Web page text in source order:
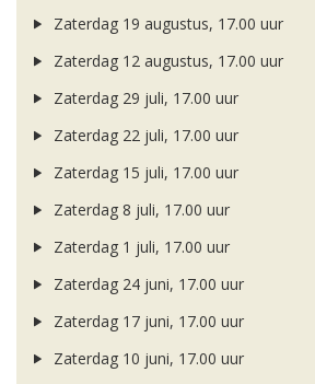
Zaterdag 19 augustus, 17.00 uur
Zaterdag 12 augustus, 17.00 uur
Zaterdag 29 juli, 17.00 uur
Zaterdag 22 juli, 17.00 uur
Zaterdag 15 juli, 17.00 uur
Zaterdag 8 juli, 17.00 uur
Zaterdag 1 juli, 17.00 uur
Zaterdag 24 juni, 17.00 uur
Zaterdag 17 juni, 17.00 uur
Zaterdag 10 juni, 17.00 uur